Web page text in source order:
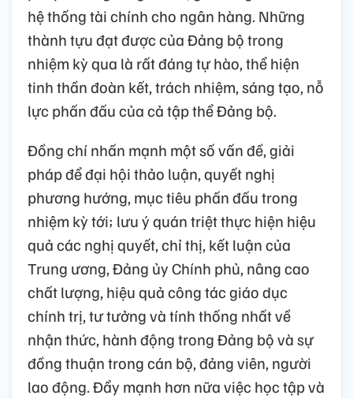
hệ thống tài chính cho ngân hàng. Những
thành tựu đạt được của Đảng bộ trong
nhiệm kỳ qua là rất đáng tự hào, thể hiện
tinh thần đoàn kết, trách nhiệm, sáng tạo, nỗ
lực phấn đấu của cả tập thể Đảng bộ.
Đồng chí nhấn mạnh một số vấn đề, giải
pháp để đại hội thảo luận, quyết nghị
phương hướng, mục tiêu phấn đấu trong
nhiệm kỳ tới; lưu ý quán triệt thực hiện hiệu
quả các nghị quyết, chỉ thị, kết luận của
Trung ương, Đảng ủy Chính phủ, nâng cao
chất lượng, hiệu quả công tác giáo dục
chính trị, tư tưởng và tính thống nhất về
nhận thức, hành động trong Đảng bộ và sự
đồng thuận trong cán bộ, đảng viên, người
lao động. Đẩy mạnh hơn nữa việc học tập và